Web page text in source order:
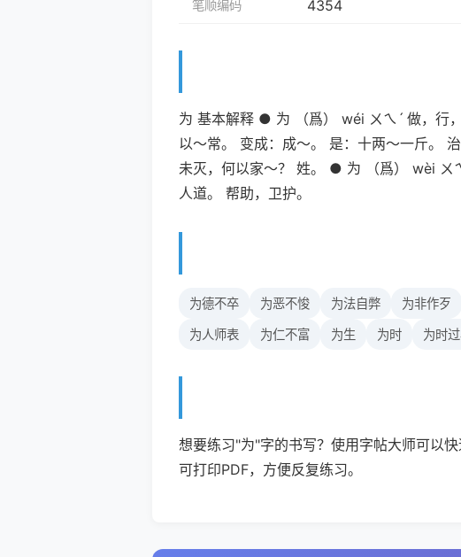
笔顺编码 4354
为 基本解释 ● 为 （爲） wéi ㄨㄟˊ 做，行
以～常。 变成：成～。 是：十两～一斤。
未灭，何以家～？ 姓。 ● 为 （爲） wèi ㄨ
人道。 帮助，卫护。
为德不卒 为恶不悛 为法自弊 为非作歹
为人师表 为仁不富 为生 为时 为时
想要练习"为"字的书写？使用字帖大师可以
可打印PDF，方便反复练习。